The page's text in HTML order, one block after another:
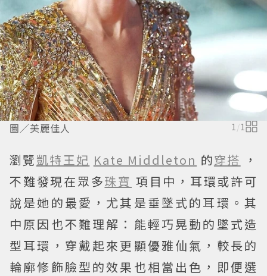
圖／美麗佳人 1/1
瀏覽凱特王妃 Kate Middleton 的穿搭 ，
不難發現在眾多珠寶 項目中，耳環或許可
說是她的最愛，尤其是垂墜式的耳環。其
中原因也不難理解：能輕巧晃動的墜式造
型耳環，穿戴起來更顯優雅仙氣，較長的
輪廓修飾臉型的效果也相當出色，即便選